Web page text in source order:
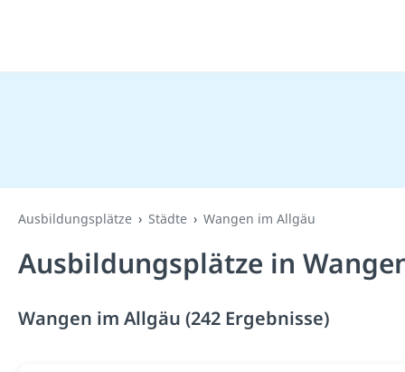
Ausbildungsplätze Städte Wangen im Allgäu
Ausbildungsplätze in
Wangen im Allgäu (242 Ergebnisse)